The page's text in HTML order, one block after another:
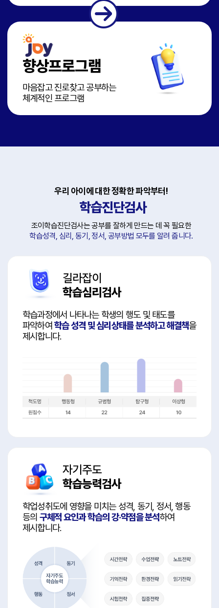
향상프로그램
마음잡고 진로찾고 공부하는
체계적인 프로그램
우리 아이에 대한 정확한 파악부터!
학습진단검사
조이학습진단검사는 공부를 잘하게 만드는 데 꼭 필요한
학습성격, 심리, 동기, 정서, 공부방법 모두를 알려 줍니다.
길라잡이
학습심리검사
학습과정에서 나타나는 학생의 행도 및 태도를
파악하여학습 성격 및 심리상태를 분석하고 해결책을
제시합니다.
자기주도
학습능력검사
학업성취도에 영향을 미치는 성격, 동기, 정서, 행동
등의 구체적 요인과 학습의 강·약점을 분석하여
제시합니다.